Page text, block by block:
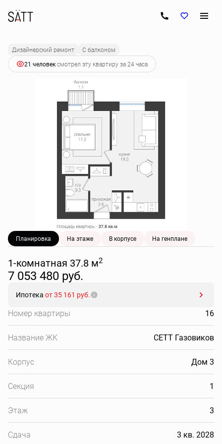
1-комнатная 7 053 480 руб.
Ипотека
Дизайнерский ремонт
С балконом
21 человексмотрел эту квартиру за 24 часа
Планировка На этаже В корпусе На генплане
1-комнатная 37.8 м2
7 053 480 руб.
Ипотека от 35 161 руб.
Номер квартиры 16
Название ЖК СЕТТ Газовиков
Корпус Дом 3
Секция 1
Этаж 3
Сдача 3 кв. 2028